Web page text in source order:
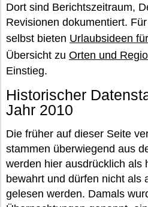
Dort sind Berichtszeitraum,
Revisionen dokumentiert.
selbst bieten Urlaubsideen
Übersicht zu Orten und
Einstieg.
Historischer
Jahr 2010
Die früher auf dieser Seite
stammen überwiegend aus
werden hier ausdrücklich als
bewahrt und dürfen nicht als
gelesen werden. Damals